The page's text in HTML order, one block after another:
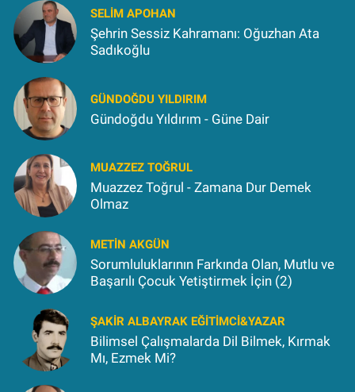
SELIM APOHAN
Şehrin Sessiz Kahramanı: Oğuzhan Ata
Sadıkoğlu
GÜNDOĞDU YILDIRIM
Gündoğdu Yıldırım - Güne Dair
MUAZZEZ TOĞRUL
Muazzez Toğrul - Zamana Dur Demek
Olmaz
METIN AKGÜN
Sorumluluklarının Farkında Olan, Mutlu ve
Başarılı Çocuk Yetiştirmek İçin (2)
ŞAKIR ALBAYRAK EĞITIMCI&YAZAR
Bilimsel Çalışmalarda Dil Bilmek, Kırmak
Mı, Ezmek Mi?